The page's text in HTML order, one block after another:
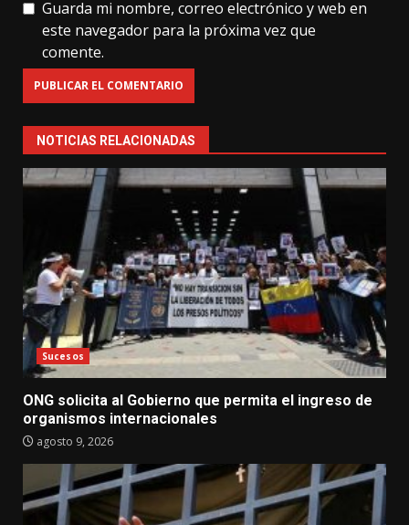
Guarda mi nombre, correo electrónico y web en
este navegador para la próxima vez que
comente.
NOTICIAS RELACIONADAS
Sucesos
ONG solicita al Gobierno que permita el ingreso de
organismos internacionales
agosto 9, 2026